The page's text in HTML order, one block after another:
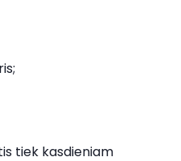
tiek kasdieniam